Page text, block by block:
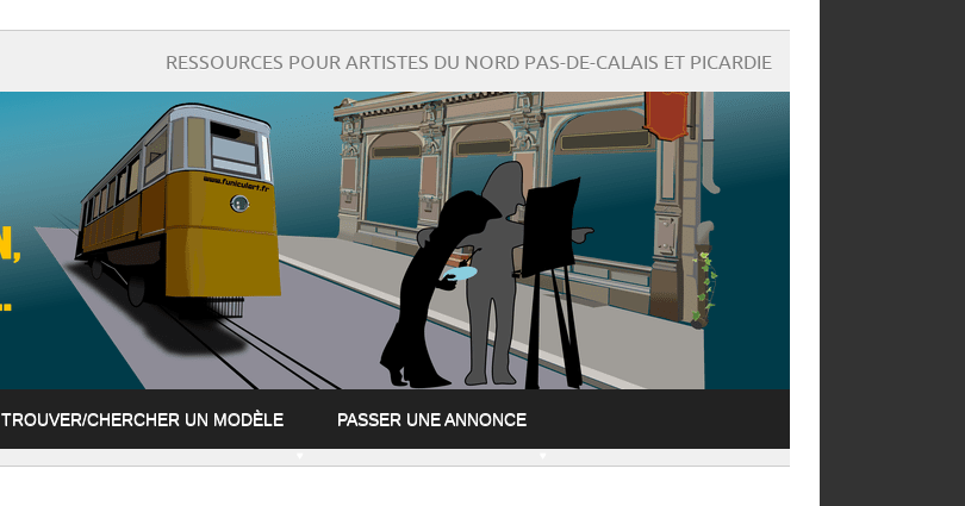
RESSOURCES POUR ARTISTES DU NORD PAS-DE-CALAIS ET PICARDIE
TROUVER/CHERCHER UN MODÈLE PASSER UNE ANNONCE